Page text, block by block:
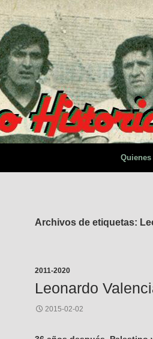
Archivos de etiquetas:
2011-2020
Leonardo
2015-02-02